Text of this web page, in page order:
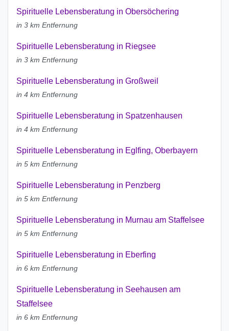
Spirituelle Lebensberatung in Obersöchering
in 3 km Entfernung
Spirituelle Lebensberatung in Riegsee
in 3 km Entfernung
Spirituelle Lebensberatung in Großweil
in 4 km Entfernung
Spirituelle Lebensberatung in Spatzenhausen
in 4 km Entfernung
Spirituelle Lebensberatung in Eglfing, Oberbayern
in 5 km Entfernung
Spirituelle Lebensberatung in Penzberg
in 5 km Entfernung
Spirituelle Lebensberatung in Murnau am Staffelsee
in 5 km Entfernung
Spirituelle Lebensberatung in Eberfing
in 6 km Entfernung
Spirituelle Lebensberatung in Seehausen am
Staffelsee
in 6 km Entfernung